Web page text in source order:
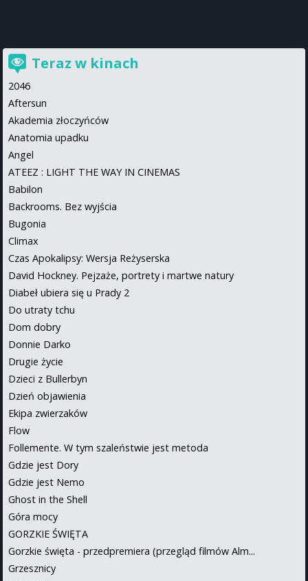
Teraz w kinach
2046
Aftersun
Akademia złoczyńców
Anatomia upadku
Angel
ATEEZ : LIGHT THE WAY IN CINEMAS
Babilon
Backrooms. Bez wyjścia
Bugonia
Climax
Czas Apokalipsy: Wersja Reżyserska
David Hockney. Pejzaże, portrety i martwe natury
Diabeł ubiera się u Prady 2
Do utraty tchu
Dom dobry
Donnie Darko
Drugie życie
Dzieci z Bullerbyn
Dzień objawienia
Ekipa zwierzaków
Flow
Follemente. W tym szaleństwie jest metoda
Gdzie jest Dory
Gdzie jest Nemo
Ghost in the Shell
Góra mocy
GORZKIE ŚWIĘTA
Gorzkie święta - przedpremiera (przegląd filmów Alm...
Grzesznicy